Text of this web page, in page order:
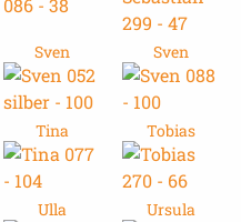
Sven Sven
Tina Tobias
Ulla Ursula